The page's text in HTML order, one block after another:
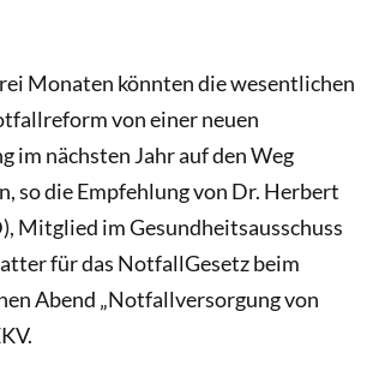
Monaten könnten die wesentlichen
von einer neuen
im nächsten Jahr auf den Weg
so die Empfehlung von Dr. Herbert
Mitglied im Gesundheitsausschuss
für das NotfallGesetz beim
Abend „Notfallversorgung von